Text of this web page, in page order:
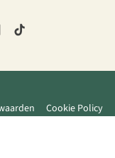
Cookie Policy